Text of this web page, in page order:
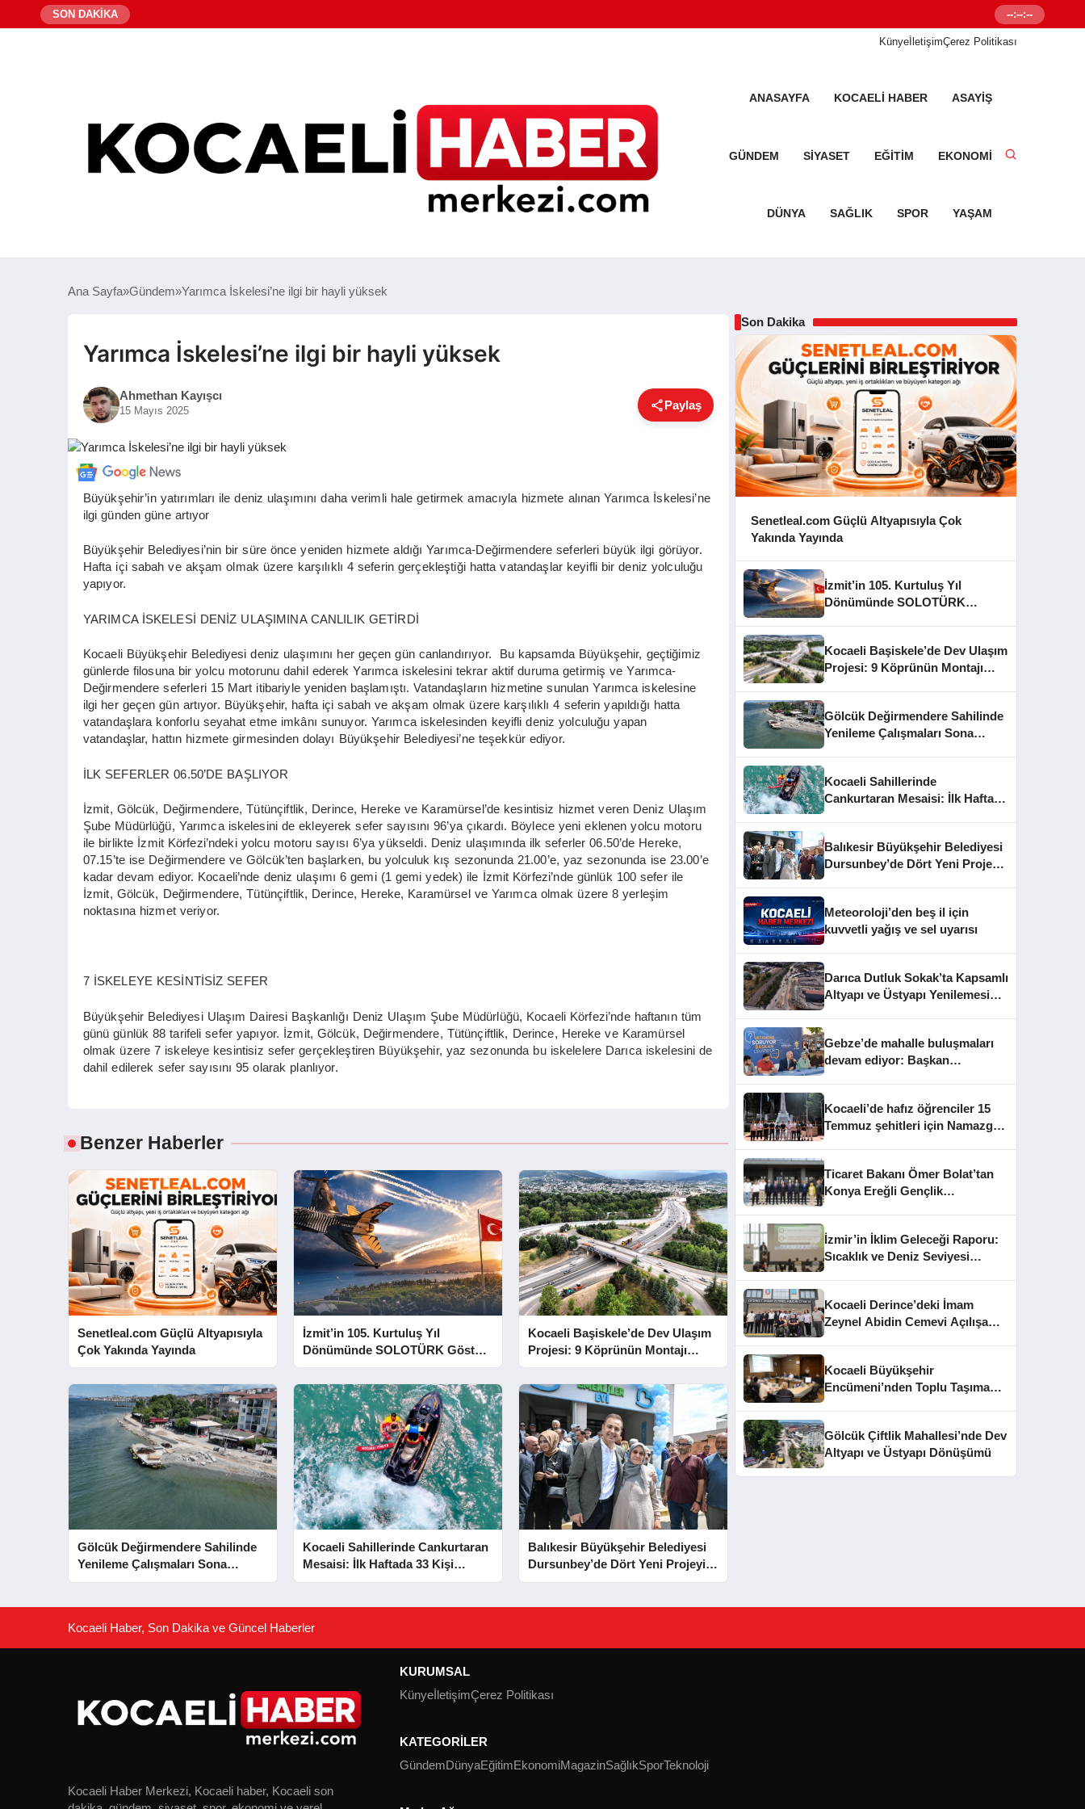
SON DAKİKA Senetleal.com
--:--:--
KünyeİletişimÇerez Politikası
ANASAYFA KOCAELI HABER ASAYIŞ
GÜNDEM SIYASET EĞITIM EKONOMI
DÜNYA SAĞLIK SPOR YAŞAM
Ana Sayfa Gündem Yarımca İskelesi’ne ilgi bir hayli yüksek
Yarımca İskelesi’ne ilgi bir hayli yüksek
Ahmethan Kayışcı
15 Mayıs 2025 Paylaş
Büyükşehir’in yatırımları ile deniz ulaşımını daha verimli hale getirmek amacıyla hizmete alınan Yarımca İskelesi’ne
ilgi günden güne artıyor
Büyükşehir Belediyesi’nin bir süre önce yeniden hizmete aldığı Yarımca-Değirmendere seferleri büyük ilgi görüyor.
Hafta içi sabah ve akşam olmak üzere karşılıklı 4 seferin gerçekleştiği hatta vatandaşlar keyifli bir deniz yolculuğu
yapıyor.
YARIMCA İSKELESİ DENİZ ULAŞIMINA CANLILIK GETİRDİ
Kocaeli Büyükşehir Belediyesi deniz ulaşımını her geçen gün canlandırıyor. Bu kapsamda Büyükşehir, geçtiğimiz
günlerde filosuna bir yolcu motorunu dahil ederek Yarımca iskelesini tekrar aktif duruma getirmiş ve Yarımca-
Değirmendere seferleri 15 Mart itibariyle yeniden başlamıştı. Vatandaşların hizmetine sunulan Yarımca iskelesine
ilgi her geçen gün artıyor. Büyükşehir, hafta içi sabah ve akşam olmak üzere karşılıklı 4 seferin yapıldığı hatta
vatandaşlara konforlu seyahat etme imkânı sunuyor. Yarımca iskelesinden keyifli deniz yolculuğu yapan
vatandaşlar, hattın hizmete girmesinden dolayı Büyükşehir Belediyesi’ne teşekkür ediyor.
İLK SEFERLER 06.50’DE BAŞLIYOR
İzmit, Gölcük, Değirmendere, Tütünçiftlik, Derince, Hereke ve Karamürsel’de kesintisiz hizmet veren Deniz Ulaşım
Şube Müdürlüğü, Yarımca iskelesini de ekleyerek sefer sayısını 96’ya çıkardı. Böylece yeni eklenen yolcu motoru
ile birlikte İzmit Körfezi’ndeki yolcu motoru sayısı 6’ya yükseldi. Deniz ulaşımında ilk seferler 06.50’de Hereke,
07.15’te ise Değirmendere ve Gölcük’ten başlarken, bu yolculuk kış sezonunda 21.00’e, yaz sezonunda ise 23.00’e
kadar devam ediyor. Kocaeli’nde deniz ulaşımı 6 gemi (1 gemi yedek) ile İzmit Körfezi’nde günlük 100 sefer ile
İzmit, Gölcük, Değirmendere, Tütünçiftlik, Derince, Hereke, Karamürsel ve Yarımca olmak üzere 8 yerleşim
noktasına hizmet veriyor.
7 İSKELEYE KESİNTİSİZ SEFER
Büyükşehir Belediyesi Ulaşım Dairesi Başkanlığı Deniz Ulaşım Şube Müdürlüğü, Kocaeli Körfezi’nde haftanın tüm
günü günlük 88 tarifeli sefer yapıyor. İzmit, Gölcük, Değirmendere, Tütünçiftlik, Derince, Hereke ve Karamürsel
olmak üzere 7 iskeleye kesintisiz sefer gerçekleştiren Büyükşehir, yaz sezonunda bu iskelelere Darıca iskelesini de
dahil edilerek sefer sayısını 95 olarak planlıyor.
Benzer Haberler
Senetleal.com Güçlü Altyapısıyla
Çok Yakında Yayında
İzmit’in 105. Kurtuluş Yıl
Dönümünde SOLOTÜRK Gösteri
Yapacak
Kocaeli Başiskele’de Dev Ulaşım
Projesi: 9 Köprünün Montajı
Tamamlandı
Gölcük Değirmendere Sahilinde
Yenileme Çalışmaları Sona
Yaklaştı
Kocaeli Sahillerinde Cankurtaran
Mesaisi: İlk Haftada 33 Kişi
Kurtarıldı
Balıkesir Büyükşehir Belediyesi
Dursunbey’de Dört Yeni Projeyi
Hizmete Açtı
Son Dakika
Senetleal.com Güçlü Altyapısıyla Çok
Yakında Yayında
İzmit’in 105. Kurtuluş Yıl
Dönümünde SOLOTÜRK
Kocaeli Başiskele’de Dev Ulaşım
Projesi: 9 Köprünün Montajı
Gölcük Değirmendere Sahilinde
Yenileme Çalışmaları Sona
Kocaeli Sahillerinde
Cankurtaran Mesaisi: İlk Haftada
Balıkesir Büyükşehir Belediyesi
Dursunbey’de Dört Yeni Projeyi
Meteoroloji’den beş il için
kuvvetli yağış ve sel uyarısı
Darıca Dutluk Sokak’ta Kapsamlı
Altyapı ve Üstyapı Yenilemesi
Gebze’de mahalle buluşmaları
devam ediyor: Başkan
Kocaeli’de hafız öğrenciler 15
Temmuz şehitleri için Namazgâh
Ticaret Bakanı Ömer Bolat’tan
Konya Ereğli Gençlik
İzmir’in İklim Geleceği Raporu:
Sıcaklık ve Deniz Seviyesi
Kocaeli Derince’deki İmam
Zeynel Abidin Cemevi Açılışa
Kocaeli Büyükşehir
Encümeni’nden Toplu Taşıma
Gölcük Çiftlik Mahallesi’nde Dev
Altyapı ve Üstyapı Dönüşümü
Kocaeli Haber, Son Dakika ve Güncel Haberler
Kocaeli Haber Merkezi, Kocaeli haber, Kocaeli son
KURUMSAL
KünyeİletişimÇerez Politikası
KATEGORİLER
GündemDünyaEğitimEkonomiMagazinSağlıkSporTeknoloji